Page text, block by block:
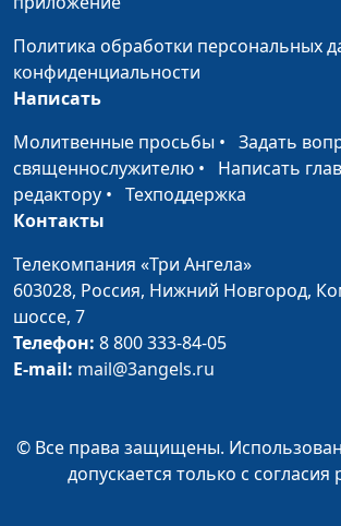
Жизнь на земле по
принципам неба
Юлия
Как избежать лицемерия в
вере
Юлия
Помощь ближнему: как,
зачем и сколько
Юлия
приближению конца света?
Политика обработки персональных
конфиденциальности
Написать
Молитвенные просьбы • Задать
священнослужителю • Написать
редактору • Техподдержка
Контакты
Телекомпания «Три Ангела»
603028, Россия, Нижний Новгород,
шоссе, 7
Телефон: 8 800 333-84-05
E-mail: mail@3angels.ru
© Все права защищены.
допускается только с согласия